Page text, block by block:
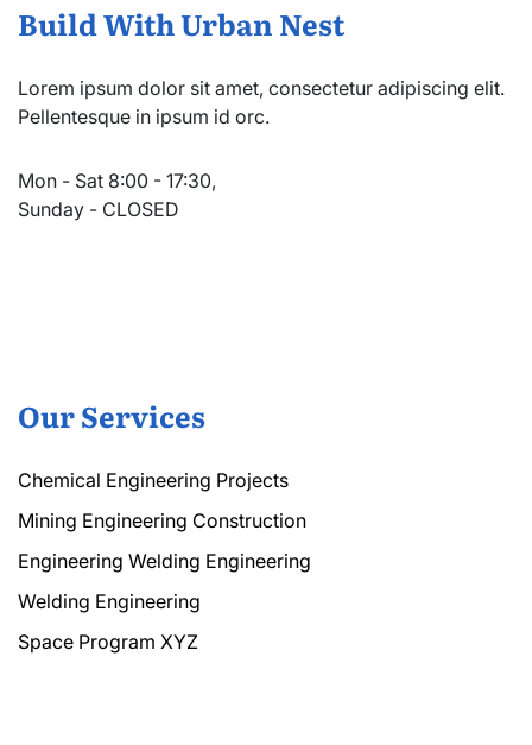
Build With Urban Nest
Lorem ipsum dolor sit amet, consectetur adipiscing elit.
Pellentesque in ipsum id orc.
Mon - Sat 8:00 - 17:30,
Sunday - CLOSED
Our Services
Chemical Engineering Projects
Mining Engineering Construction
Engineering Welding Engineering
Welding Engineering
Space Program XYZ